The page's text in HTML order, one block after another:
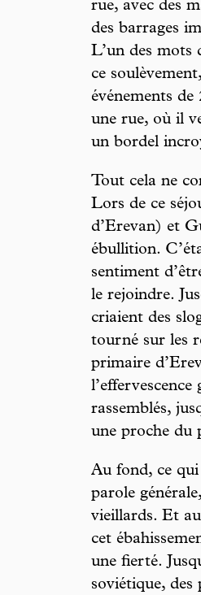
rue, avec des
des barrages
L’un des mots
ce
événements
une rue, où il
un bordel
Tout cela ne
Lors de ce
d’Erevan) et
ébullition.
sentiment
le rejoindre.
criaient des
tourné sur les
primaire
rassemblés,
une proche du
Au fond, ce qui
parole
vieillards. Et
cet
une fierté.
soviétique, des